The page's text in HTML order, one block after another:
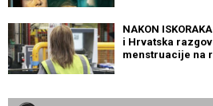
NAKON
i Hrvatska
menstruacije na